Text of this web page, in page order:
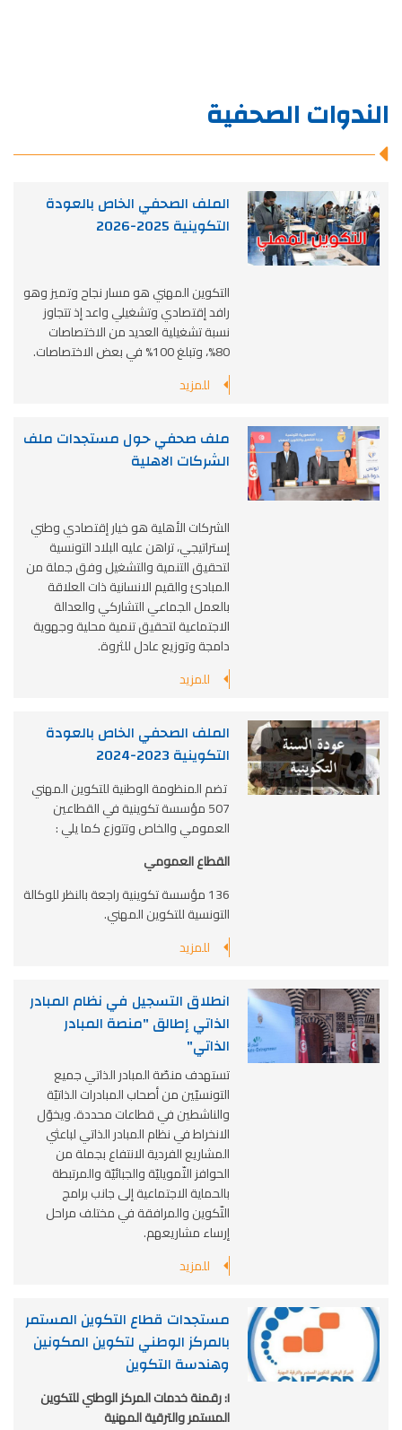
الندوات الصحفية
الملف الصحفي الخاص بالعودة
التكوينية 2025-2026
التكوين المهني هو مسار نجاح وتميز وهو
رافد إقتصادي وتشغيلي واعد إذ تتجاوز
نسبة تشغيلية العديد من الاختصاصات
80%، وتبلغ 100% في بعض الاختصاصات
.
للمزيد
ملف صحفي حول مستجدات ملف
الشركات الاهلية
الشركات الأهلية هو خيار إقتصادي وطني
إستراتيجي، تراهن عليه البلاد التونسية
لتحقيق التنمية والتشغيل وفق جملة من
المبادئ والقيم الانسانية ذات العلاقة
بالعمل الجماعي التشاركي والعدالة
الاجتماعية لتحقيق تنمية محلية وجهوية
دامجة وتوزيع عادل للثروة.
للمزيد
الملف الصحفي الخاص بالعودة
التكوينية 2023-2024
تضم المنظومة الوطنية للتكوين المهني
507 مؤسسة تكوينية في القطاعين
العمومي والخاص وتتوزع كما يلي :
القطاع العمومي
136مؤسسة تكوينية راجعة بالنظر للوكالة
التونسية للتكوين المهني.
للمزيد
انطلاق التسجيل في نظام المبادر
الذاتي إطالق "منصة المبادر
الذاتي"
تستهدف منصّة المبادر الذاتي جميع
التونسيّين من أصحاب المبادرات الذاتيّة
والناشطين في قطاعات محددة. ويخوّل
الانخراط في نظام المبادر الذاتي لباعثي
المشاريع الفردية الانتفاع بجملة من
الحوافز التّمويليّة والجبائيّة والمرتبطة
بالحماية الاجتماعية إلى جانب برامج
التّكوين والمرافقة في مختلف مراحل
إرساء مشاريعهم.
للمزيد
مستجدات قطاع التكوين المستمر
بالمركز الوطني لتكوين المكونين
وهندسة التكوين
I: رقمنة خدمات المركز الوطني للتكوين
المستمر والترقية المهنية